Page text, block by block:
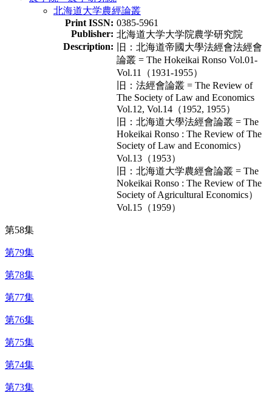
北海道大学農經論叢
Print ISSN: 0385-5961
Publisher: 北海道大学大学院農学研究院
Description:
旧：北海道帝國大學法經會法經會
論叢 = The Hokeikai Ronso Vol.01-
Vol.11（1931-1955）
旧：法經會論叢 = The Review of
The Society of Law and Economics
Vol.12, Vol.14（1952, 1955）
旧：北海道大學法經會論叢 = The
Hokeikai Ronso : The Review of The
Society of Law and Economics）
Vol.13（1953）
旧：北海道大学農經會論叢 = The
Nokeikai Ronso : The Review of The
Society of Agricultural Economics）
Vol.15（1959）
第58集
第79集
第78集
第77集
第76集
第75集
第74集
第73集